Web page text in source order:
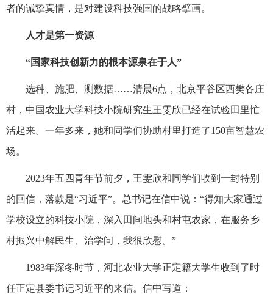
者的诚挚真情，是对建设科技强国的战略擘画。
人才是第一资源
“国家科技创新力的根本源泉在于人”
选种、施肥、测数据……清晨6点，北京平谷区西樊各庄
村，中国农业大学科技小院研究生王雯欣已经在试验田里忙
活起来。一年多来，她和同学们协助村里打造了150亩智慧农
场。
2023年五四青年节前夕，王雯欣和同学们收到一封特别
的回信，落款是“习近平”。总书记在信中说：“得知大家通过
学校设立的科技小院，深入田间地头和村屯农家，在服务乡
村振兴中解民生、治学问，我很欣慰。”
1983年深冬时节，河北农业大学正定籍大学生收到了时
任正定县委书记习近平的来信。信中写道：